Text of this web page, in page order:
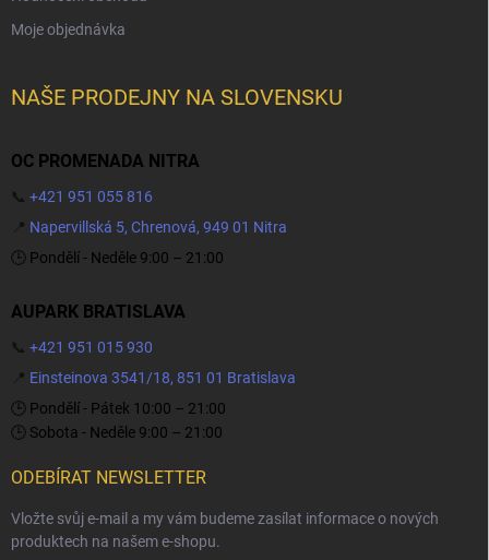
Moje objednávka
NAŠE PRODEJNY NA SLOVENSKU
OC PROMENADA NITRA
📞 +421 951 055 816
📍 Napervillská 5, Chrenová, 949 01 Nitra
🕒 Pondělí - Neděle 9:00 – 21:00
AUPARK BRATISLAVA
📞 +421 951 015 930
📍 Einsteinova 3541/18, 851 01 Bratislava
🕒 Pondělí - Pátek 10:00 – 21:00
🕒 Sobota - Neděle 9:00 – 21:00
ODEBÍRAT NEWSLETTER
Vložte svůj e-mail a my vám budeme zasílat informace o nových
produktech na našem e-shopu.